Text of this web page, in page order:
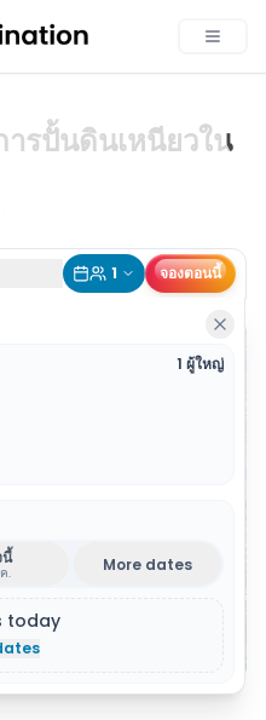
ารปั้นดินเหนียวใน
1 จองตอนนี้
นี้
. More dates
today
1 ผู้ใหญ่